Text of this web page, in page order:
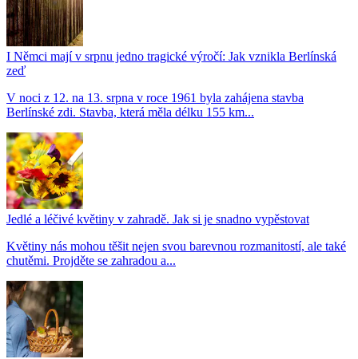
I Němci mají v srpnu jedno tragické výročí: Jak vznikla Berlínská
zeď
V noci z 12. na 13. srpna v roce 1961 byla zahájena stavba
Berlínské zdi. Stavba, která měla délku 155 km...
Jedlé a léčivé květiny v zahradě. Jak si je snadno vypěstovat
Květiny nás mohou těšit nejen svou barevnou rozmanitostí, ale také
chutěmi. Projděte se zahradou a...